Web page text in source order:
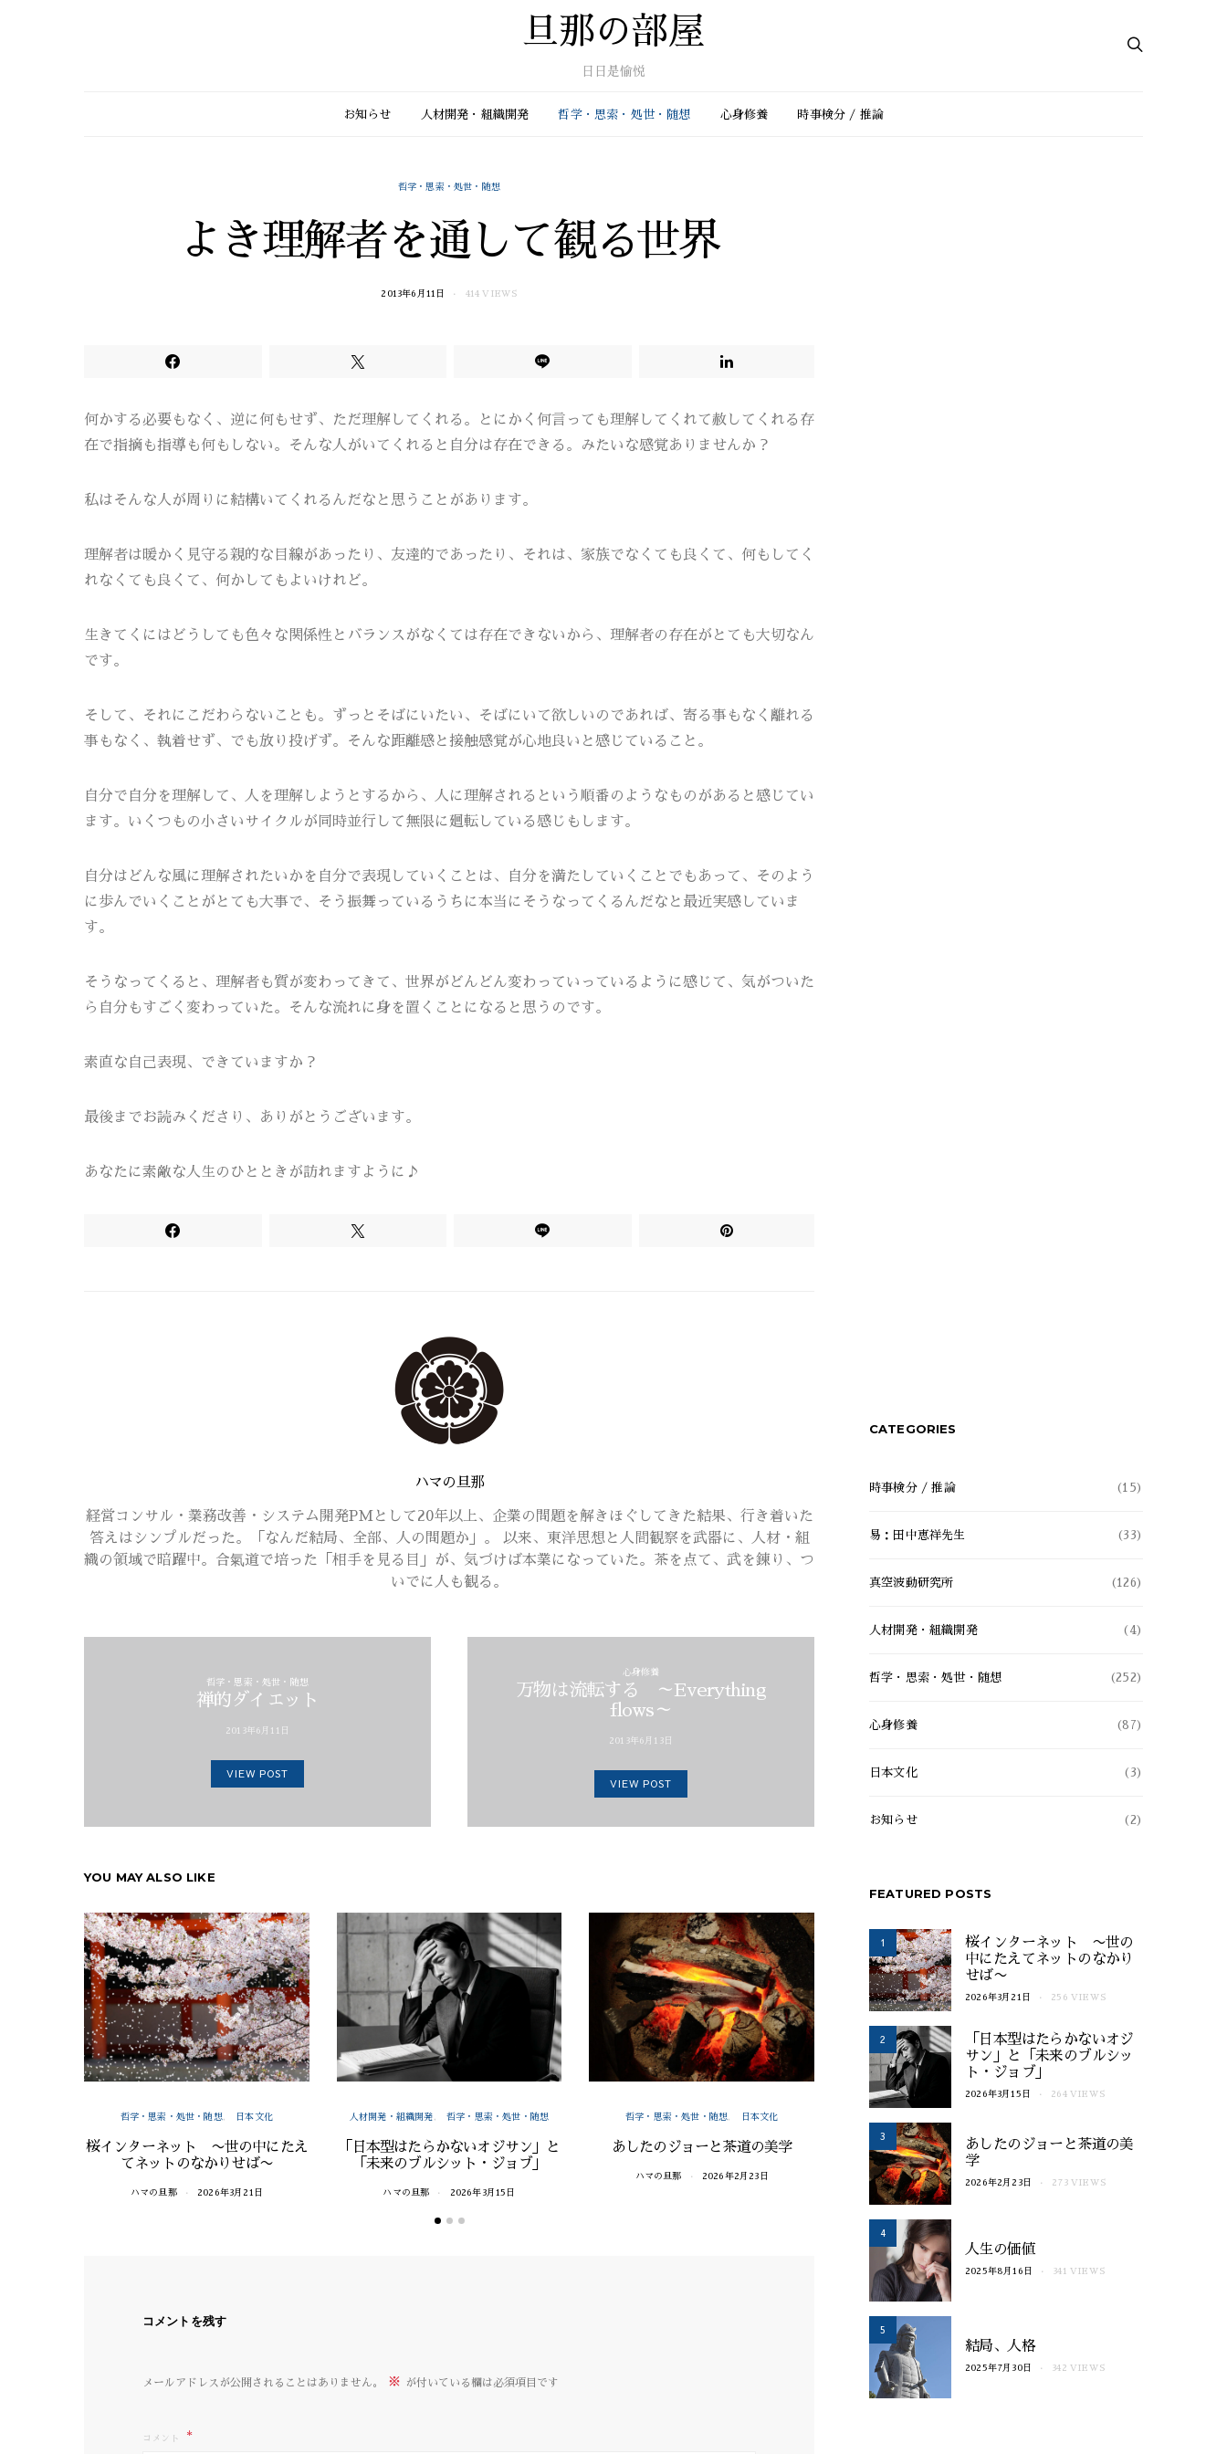
旦那の部屋
日日是愉悦
お知らせ 人材開発・組織開発 哲学・思索・処世・随想 心身修養 時事検分 / 推論
哲学・思索・処世・随想
よき理解者を通して観る世界
2013年6月11日 414 VIEWS
何かする必要もなく、逆に何もせず、ただ理解してくれる。とにかく何言っても理解してくれて赦してくれる存
在で指摘も指導も何もしない。そんな人がいてくれると自分は存在できる。みたいな感覚ありませんか？
私はそんな人が周りに結構いてくれるんだなと思うことがあります。
理解者は暖かく見守る親的な目線があったり、友達的であったり、それは、家族でなくても良くて、何もしてく
れなくても良くて、何かしてもよいけれど。
生きてくにはどうしても色々な関係性とバランスがなくては存在できないから、理解者の存在がとても大切なん
です。
そして、それにこだわらないことも。ずっとそばにいたい、そばにいて欲しいのであれば、寄る事もなく離れる
事もなく、執着せず、でも放り投げず。そんな距離感と接触感覚が心地良いと感じていること。
自分で自分を理解して、人を理解しようとするから、人に理解されるという順番のようなものがあると感じてい
ます。いくつもの小さいサイクルが同時並行して無限に廻転している感じもします。
自分はどんな風に理解されたいかを自分で表現していくことは、自分を満たしていくことでもあって、そのよう
に歩んでいくことがとても大事で、そう振舞っているうちに本当にそうなってくるんだなと最近実感していま
す。
そうなってくると、理解者も質が変わってきて、世界がどんどん変わっていっているように感じて、気がついた
ら自分もすごく変わっていた。そんな流れに身を置くことになると思うのです。
素直な自己表現、できていますか？
最後までお読みくださり、ありがとうございます。
あなたに素敵な人生のひとときが訪れますように♪
ハマの旦那
経営コンサル・業務改善・システム開発PMとして20年以上、企業の問題を解きほぐしてきた結果、行き着いた
答えはシンプルだった。「なんだ結局、全部、人の問題か」。 以来、東洋思想と人間観察を武器に、人材・組
織の領域で暗躍中。合氣道で培った「相手を見る目」が、気づけば本業になっていた。茶を点て、武を錬り、つ
いでに人も観る。
哲学・思索・処世・随想
禅的ダイエット
2013年6月11日
VIEW POST
心身修養
万物は流転する ～Everything
flows～
2013年6月13日
VIEW POST
YOU MAY ALSO LIKE
哲学・思索・処世・随想 日本文化
桜インターネット 〜世の中にたえ
てネットのなかりせば〜
ハマの旦那 2026年3月21日
人材開発・組織開発 哲学・思索・処世・随想
「日本型はたらかないオジサン」と
「未来のブルシット・ジョブ」
ハマの旦那 2026年3月15日
哲学・思索・処世・随想 日本文化
あしたのジョーと茶道の美学
ハマの旦那 2026年2月23日
人生の価値
ハマの旦那 2025年8月16日
コメントを残す
メールアドレスが公開されることはありません。 ※ が付いている欄は必須項目です
コメント
CATEGORIES
時事検分 / 推論 (15)
易：田中恵祥先生 (33)
真空波動研究所 (126)
人材開発・組織開発 (4)
哲学・思索・処世・随想 (252)
心身修養 (87)
日本文化 (3)
お知らせ (2)
FEATURED POSTS
1
桜インターネット 〜世の
中にたえてネットのなかり
せば〜
2026年3月21日 256 VIEWS
2
「日本型はたらかないオジ
サン」と「未来のブルシッ
ト・ジョブ」
2026年3月15日 264 VIEWS
3
あしたのジョーと茶道の美
学
2026年2月23日 273 VIEWS
4
人生の価値
2025年8月16日 341 VIEWS
5
結局、人格
2025年7月30日 342 VIEWS